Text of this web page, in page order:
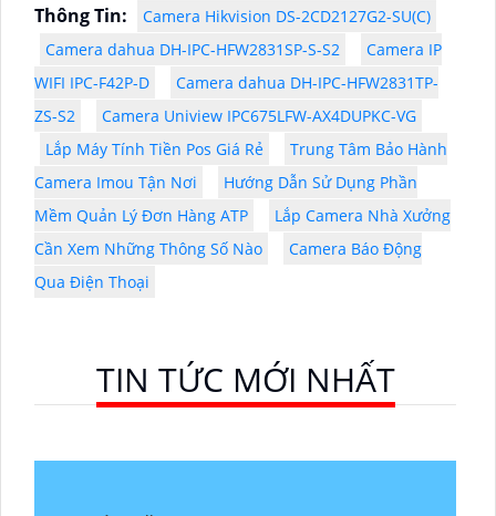
Thông Tin:
Camera Hikvision DS-2CD2127G2-SU(C)
Camera dahua DH-IPC-HFW2831SP-S-S2
Camera IP
WIFI IPC-F42P-D
Camera dahua DH-IPC-HFW2831TP-
ZS-S2
Camera Uniview IPC675LFW-AX4DUPKC-VG
Lắp Máy Tính Tiền Pos Giá Rẻ
Trung Tâm Bảo Hành
Camera Imou Tận Nơi
Hướng Dẫn Sử Dụng Phần
Mềm Quản Lý Đơn Hàng ATP
Lắp Camera Nhà Xưởng
Cần Xem Những Thông Số Nào
Camera Báo Động
Qua Điện Thoại
TIN TỨC MỚI NHẤT